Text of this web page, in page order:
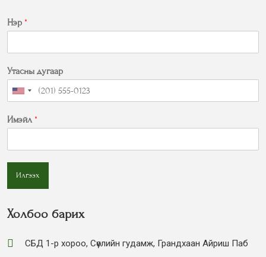
Нэр *
Утасны дугаар
Имэйл *
Илгээх
Холбоо барих
СБД 1-р хороо, Сөүлийн гудамж, Грандхаан Айриш Паб